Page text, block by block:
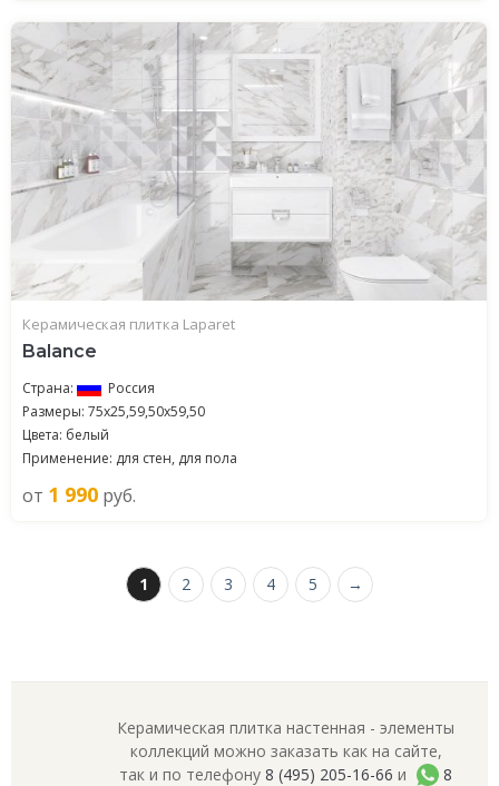
Керамическая плитка Laparet
Balance
Страна:
Россия
Размеры: 75x25,59,50x59,50
Цвета: белый
Применение: для стен, для пола
от 1 990 руб.
1 2 3 4 5 →
Керамическая плитка настенная - элементы
коллекций можно заказать как на сайте,
так и по телефону 8 (495) 205-16-66 и
8